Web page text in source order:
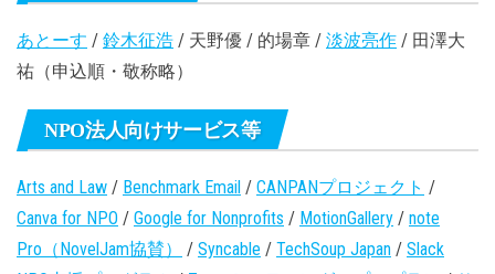
あとーす / 鈴木征浩 / 天野優 / 的場章 / 淡波亮作 / 田澤大
祐（申込順・敬称略）
NPO法人向けサービス等
Arts and Law / Benchmark Email / CANPANプロジェクト /
Canva for NPO / Google for Nonprofits / MotionGallery / note
Pro（NovelJam協賛）
/ Syncable / TechSoup Japan / Slack